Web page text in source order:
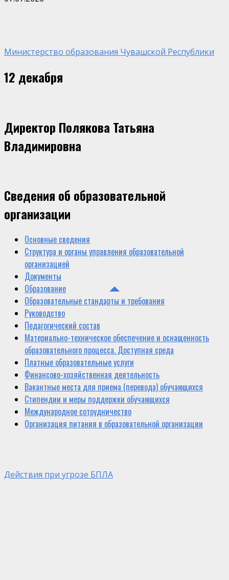
Министерство образования Чувашской Республики
12 декабря
Директор Полякова Татьяна
Владимировна
Сведения об образовательной
организации
Основные сведения
Структура и органы управления образовательной
организацией
Документы
Образование
Образовательные стандарты и требования
Руководство
Педагогический состав
Материально-техническое обеспечение и оснащенность
образовательного процесса. Доступная среда
Платные образовательные услуги
Финансово-хозяйственная деятельность
Вакантные места для приема (перевода) обучающихся
Стипендии и меры поддержки обучающихся
Международное сотрудничество
Организация питания в образовательной организации
Действия при угрозе БПЛА